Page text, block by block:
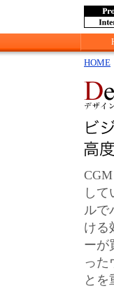
HOME
し
ルで
ける
ーが
った
とを